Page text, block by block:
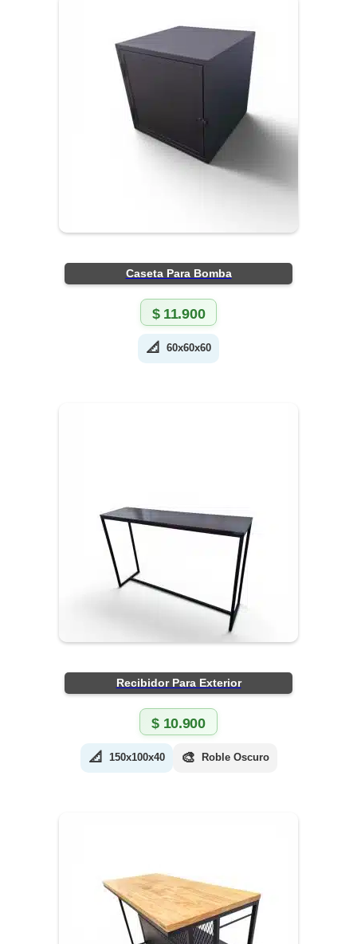
Caseta Para Bomba
$11.900
📐 60x60x60
Recibidor Para Exterior
$10.900
📐 150x100x40 🎨 Roble Oscuro